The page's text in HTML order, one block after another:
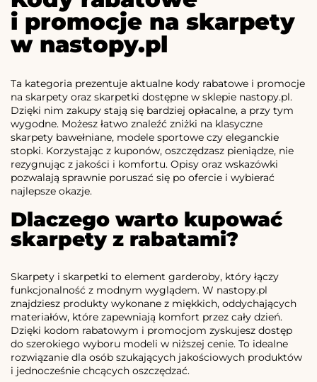
i promocje na skarpety
w nastopy.pl
Ta kategoria prezentuje aktualne kody rabatowe i promocje
na skarpety oraz skarpetki dostępne w sklepie nastopy.pl.
Dzięki nim zakupy stają się bardziej opłacalne, a przy tym
wygodne. Możesz łatwo znaleźć zniżki na klasyczne
skarpety bawełniane, modele sportowe czy eleganckie
stopki. Korzystając z kuponów, oszczędzasz pieniądze, nie
rezygnując z jakości i komfortu. Opisy oraz wskazówki
pozwalają sprawnie poruszać się po ofercie i wybierać
najlepsze okazje.
Dlaczego warto kupować
skarpety z rabatami?
Skarpety i skarpetki to element garderoby, który łączy
funkcjonalność z modnym wyglądem. W nastopy.pl
znajdziesz produkty wykonane z miękkich, oddychających
materiałów, które zapewniają komfort przez cały dzień.
Dzięki kodom rabatowym i promocjom zyskujesz dostęp
do szerokiego wyboru modeli w niższej cenie. To idealne
rozwiązanie dla osób szukających jakościowych produktów
i jednocześnie chcących oszczędzać.